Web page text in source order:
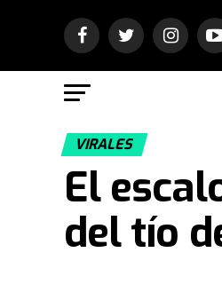
VIRALES
El
del tío